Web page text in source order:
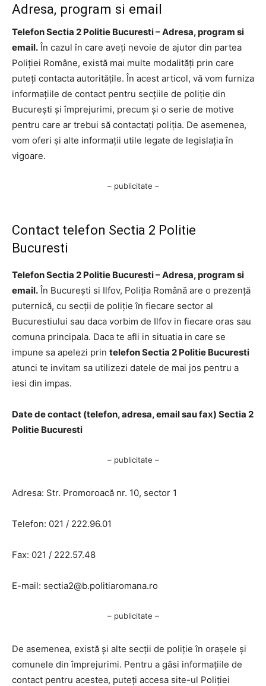
Adresa, program si email
Telefon Sectia 2 Politie Bucuresti – Adresa, program si
email. În cazul în care aveți nevoie de ajutor din partea
Poliției Române, există mai multe modalități prin care
puteți contacta autoritățile. În acest articol, vă vom furniza
informațiile de contact pentru secțiile de poliție din
București și împrejurimi, precum și o serie de motive
pentru care ar trebui să contactați poliția. De asemenea,
vom oferi și alte informații utile legate de legislația în
vigoare.
– publicitate –
Contact telefon Sectia 2 Politie
Bucuresti
Telefon Sectia 2 Politie Bucuresti – Adresa, program si
email. În București si Ilfov, Poliția Română are o prezență
puternică, cu secții de poliție în fiecare sector al
Bucurestiului sau daca vorbim de Ilfov in fiecare oras sau
comuna principala. Daca te afli in situatia in care se
impune sa apelezi prin telefon Sectia 2 Politie Bucuresti
atunci te invitam sa utilizezi datele de mai jos pentru a
iesi din impas.
Date de contact (telefon, adresa, email sau fax) Sectia 2
Politie Bucuresti
– publicitate –
Adresa: Str. Promoroacă nr. 10, sector 1
Telefon: 021 / 222.96.01
Fax: 021 / 222.57.48
E-mail: sectia2@b.politiaromana.ro
– publicitate –
De asemenea, există și alte secții de poliție în orașele și
comunele din împrejurimi. Pentru a găsi informațiile de
contact pentru acestea, puteți accesa site-ul Poliției